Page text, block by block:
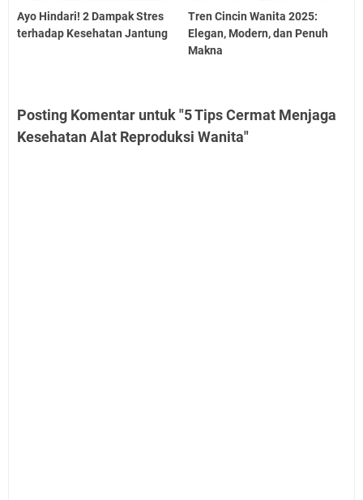
Ayo Hindari! 2 Dampak Stres
terhadap Kesehatan Jantung
Tren Cincin Wanita 2025:
Elegan, Modern, dan Penuh
Makna
Posting Komentar untuk "5 Tips Cermat Menjaga
Kesehatan Alat Reproduksi Wanita"